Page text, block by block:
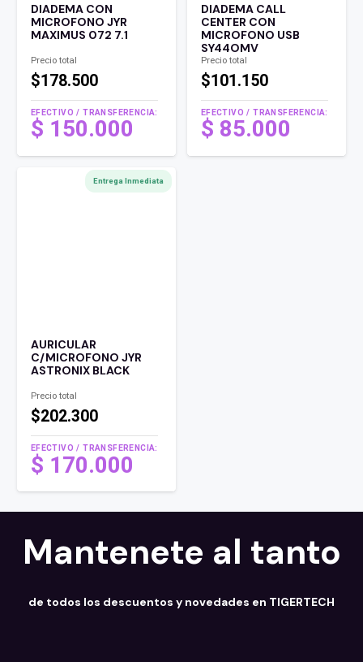
DIADEMA CON
MICROFONO JYR
MAXIMUS 072 7.1
Precio total
$178.500
EFECTIVO / TRANSFERENCIA:
$ 150.000
DIADEMA CALL
CENTER CON
MICROFONO USB
SY44OMV
Precio total
$101.150
EFECTIVO / TRANSFERENCIA:
$ 85.000
Entrega Inmediata
AURICULAR
C/MICROFONO JYR
ASTRONIX BLACK
Precio total
$202.300
EFECTIVO / TRANSFERENCIA:
$ 170.000
Mantenete al tanto
de todos los descuentos y novedades en TIGERTECH